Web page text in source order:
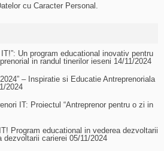
cu Caracter Personal.
Un program educational inovativ pentru
in randul tinerilor ieseni 14/11/2024
– Inspiratie si Educatie Antreprenoriala
2024
IT: Proiectul “Antreprenor pentru o zi in
Program educational in vederea dezvoltarii
dezvoltarii carierei 05/11/2024